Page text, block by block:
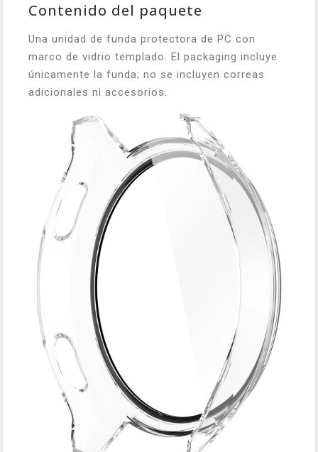
Contenido del paquete
Una unidad de funda protectora de PC con
marco de vidrio templado. El packaging incluye
únicamente la funda; no se incluyen correas
adicionales ni accesorios.